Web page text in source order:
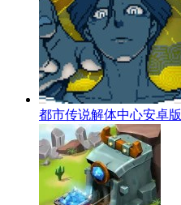
都市传说解体中心安卓版